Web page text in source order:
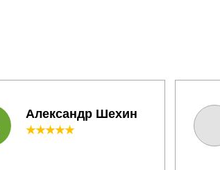
Александр Шехин
★★★★★